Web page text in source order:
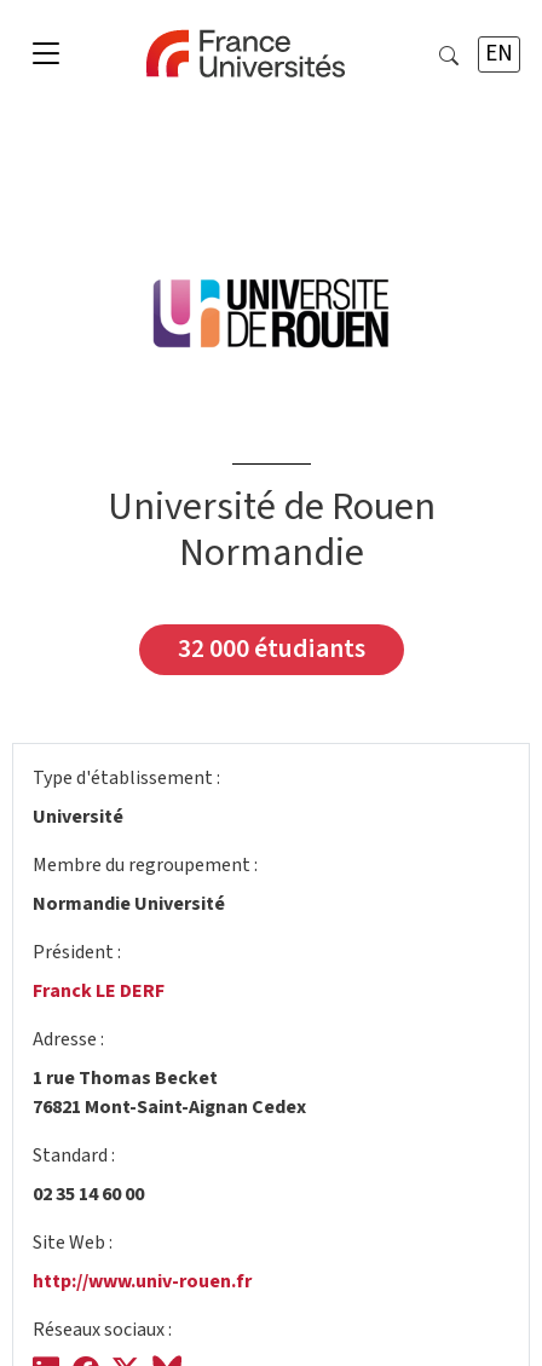
EN
Université de Rouen
Normandie
32 000 étudiants
Type d'établissement :
Université
Membre du regroupement :
Normandie Université
Président :
Franck LE DERF
Adresse :
1 rue Thomas Becket
76821 Mont-Saint-Aignan Cedex
Standard :
02 35 14 60 00
Site Web :
http://www.univ-rouen.fr
Réseaux sociaux :